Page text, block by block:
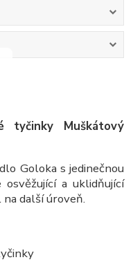
tyčinky Muškátový
Goloka s jedinečnou
a uklidňující
další úroveň.